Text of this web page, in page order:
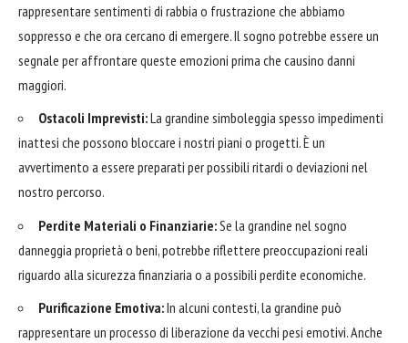
rappresentare sentimenti di rabbia o frustrazione che abbiamo
soppresso e che ora cercano di emergere. Il sogno potrebbe essere un
segnale per affrontare queste emozioni prima che causino danni
maggiori.
Ostacoli Imprevisti:La grandine simboleggia spesso impedimenti
inattesi che possono bloccare i nostri piani o progetti. È un
avvertimento a essere preparati per possibili ritardi o deviazioni nel
nostro percorso.
Perdite Materiali o Finanziarie:Se la grandine nel sogno
danneggia proprietà o beni, potrebbe riflettere preoccupazioni reali
riguardo alla sicurezza finanziaria o a possibili perdite economiche.
Purificazione Emotiva:In alcuni contesti, la grandine può
rappresentare un processo di liberazione da vecchi pesi emotivi. Anche